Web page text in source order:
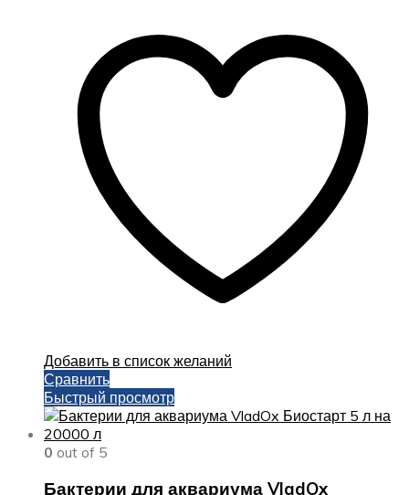
Добавить в список желаний
Сравнить
Быстрый просмотр
0 out of 5
Бактерии для аквариума VladOx